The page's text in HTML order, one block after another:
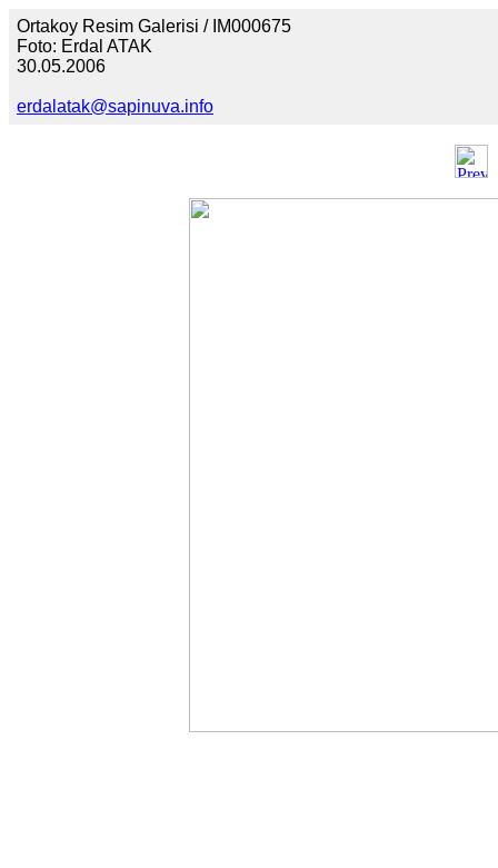
Ortakoy Resim Galerisi / IM000675
Foto: Erdal ATAK
30.05.2006
erdalatak@sapinuva.info